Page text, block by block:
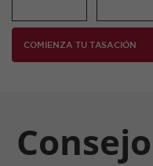
COMIENZA TU TASACIÓN